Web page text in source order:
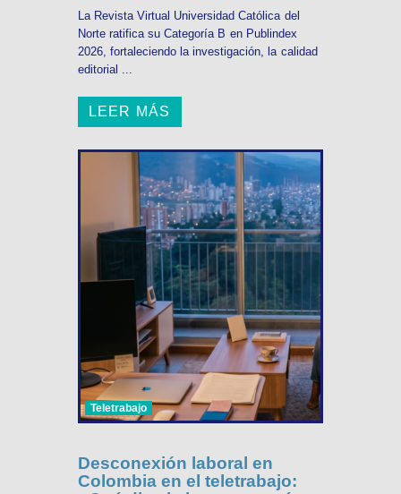
La Revista Virtual Universidad Católica del
Norte ratifica su Categoría B en Publindex
2026, fortaleciendo la investigación, la calidad
editorial ...
LEER MÁS
Teletrabajo
Desconexión laboral en
Colombia en el teletrabajo: